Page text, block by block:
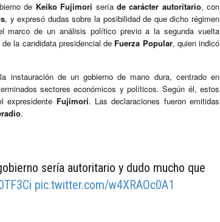
de Keiko Fujimori sería de carácter autoritario, con
, y expresó dudas sobre la posibilidad de que dicho régimen
marco de un análisis político previo a la segunda vuelta
la candidata presidencial de Fuerza Popular, quien indicó
instauración de un gobierno de mano dura, centrado en
sectores económicos y políticos. Según él, estos
expresidente Fujimori. Las declaraciones fueron emitidas
.
sería autoritario y dudo mucho que
pic.twitter.com/w4XRAOc0A1